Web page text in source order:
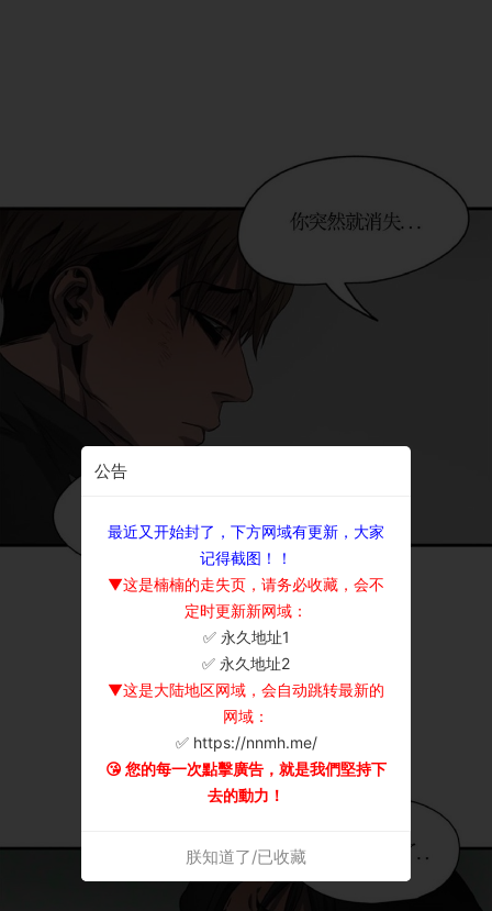
公告
最近又开始封了，下方网域有更新，大家
记得截图！！
▼这是楠楠的走失页，请务必收藏，会不
定时更新新网域：
✅ 永久地址1
✅ 永久地址2
▼这是大陆地区网域，会自动跳转最新的
网域：
✅ https://nnmh.me/
😘 您的每一次點擊廣告，就是我們堅持下
去的動力！
朕知道了/已收藏